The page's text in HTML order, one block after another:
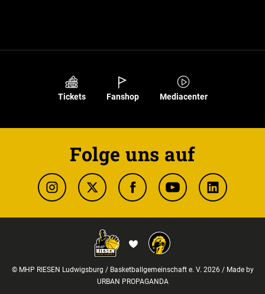
Tickets Fanshop Mediacenter
Folge uns auf
© MHP RIESEN Ludwigsburg / Basketballgemeinschaft e. V. 2026 / Made by
URBAN PROPAGANDA